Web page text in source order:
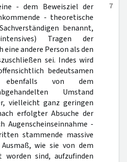
7
- dem Beweisziel der
- theoretische
benannt,
Tragen der
andere Person als den
sei. Indes wird
bedeutsamen
ebenfalls von dem
Umstand
vielleicht ganz geringen
erfolgter Absuche der
Augenscheinseinnahme -
stammende massive
wie sie von dem
worden sind, aufzufinden